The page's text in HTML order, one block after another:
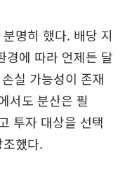
명히 했다. 배당 지
경에 따라 언제든 달
실 가능성이 존재
서도 분산은 필
투자 대상을 선택
했다.